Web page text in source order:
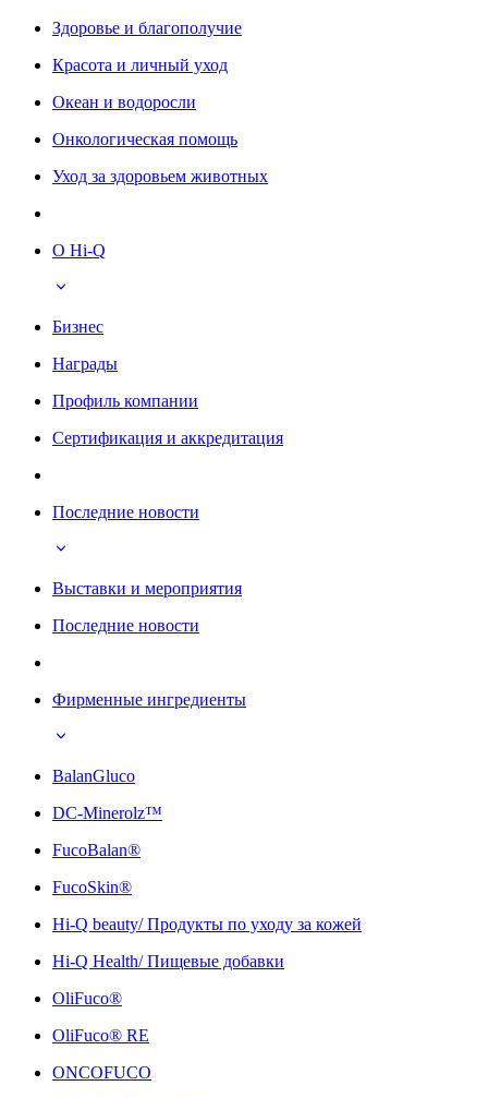
Здоровье и благополучие
Красота и личный уход
Океан и водоросли
Онкологическая помощь
Уход за здоровьем животных
О Hi-Q
Бизнес
Награды
Профиль компании
Сертификация и аккредитация
Последние новости
Выставки и мероприятия
Последние новости
Фирменные ингредиенты
BalanGluco
DC-Minerolz™
FucoBalan®
FucoSkin®
Hi-Q beauty/ Продукты по уходу за кожей
Hi-Q Health/ Пищевые добавки
OliFuco®
OliFuco® RE
ONCOFUCO